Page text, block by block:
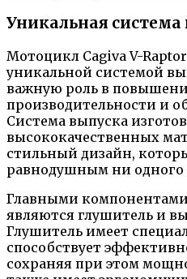
Уникальная система
Мотоцикл Cagiva V-
уникальной системой
важную роль в
производительности и
Система выпуска
высококачественных
стильный дизайн,
равнодушным ни одного
Главными
являются глушитель и
Глушитель имеет
способствует
сохраняя при этом